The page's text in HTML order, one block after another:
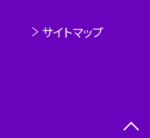
サイトマップ